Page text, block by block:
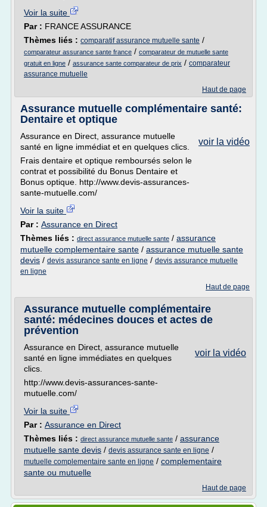
Voir la suite
Par : FRANCE ASSURANCE
Thèmes liés : comparatif assurance mutuelle sante /
comparateur assurance sante france / comparateur de mutuelle sante
gratuit en ligne / assurance sante comparateur de prix / comparateur
assurance mutuelle
Haut de page
Assurance mutuelle complémentaire santé:
Dentaire et optique
voir la vidéo
Assurance en Direct, assurance mutuelle
santé en ligne immédiat et en quelques clics.
Frais dentaire et optique remboursés selon le
contrat et possibilité du Bonus Dentaire et
Bonus optique. http://www.devis-assurances-
sante-mutuelle.com/
Voir la suite
Par : Assurance en Direct
Thèmes liés : direct assurance mutuelle sante / assurance
mutuelle complementaire sante / assurance mutuelle sante
devis / devis assurance sante en ligne / devis assurance mutuelle
en ligne
Haut de page
Assurance mutuelle complémentaire
santé: médecines douces et actes de
prévention
voir la vidéo
Assurance en Direct, assurance mutuelle
santé en ligne immédiates en quelques
clics.
http://www.devis-assurances-sante-
mutuelle.com/
Voir la suite
Par : Assurance en Direct
Thèmes liés : direct assurance mutuelle sante / assurance
mutuelle sante devis / devis assurance sante en ligne /
mutuelle complementaire sante en ligne / complementaire
sante ou mutuelle
Haut de page